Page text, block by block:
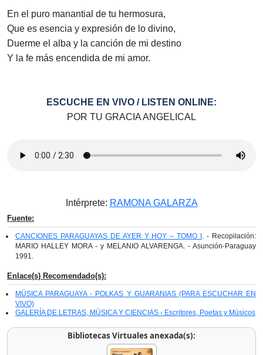
En el puro manantial de tu hermosura,
Que es esencia y expresión de lo divino,
Duerme el alba y la canción de mi destino
Y la fe más encendida de mi amor.
ESCUCHE EN VIVO / LISTEN ONLINE:
POR TU GRACIA ANGELICAL
Intérprete: RAMONA GALARZA
Fuente:
CANCIONES PARAGUAYAS DE AYER Y HOY – TOMO I . - Recopilación:
MARIO HALLEY MORA - y MELANIO ALVARENGA. - Asunción-Paraguay
1991.
Enlace(s) Recomendado(s):
MÚSICA PARAGUAYA - POLKAS Y GUARANIAS (PARA ESCUCHAR EN
VIVO)
GALERÍA DE LETRAS, MÚSICA Y CIENCIAS - Escritores, Poetas y Músicos
Bibliotecas Virtuales anexada(s):